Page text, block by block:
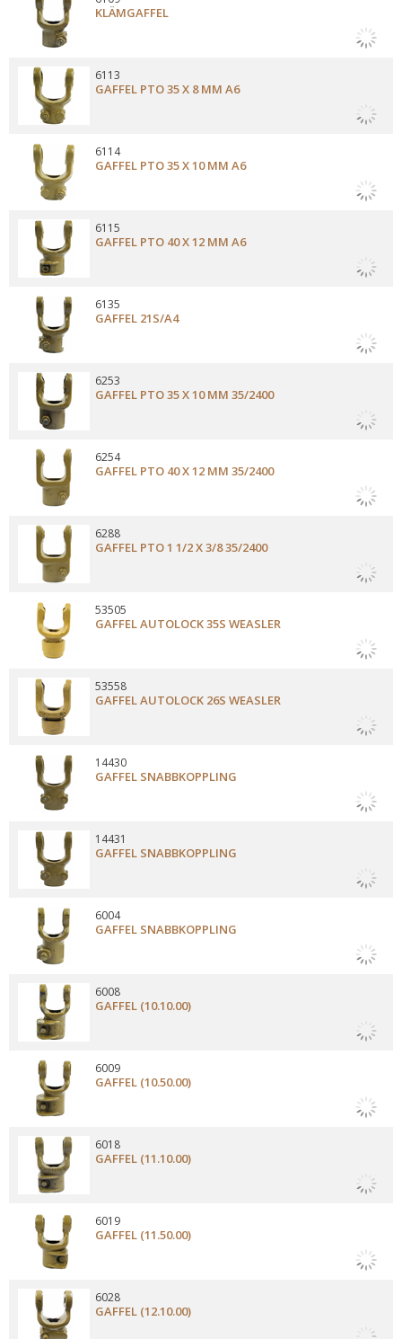
KLÄMGAFFEL
GAFFEL PTO 35 X 8 MM A6
6113
GAFFEL PTO 35 X 10 MM A6
6114
GAFFEL PTO 40 X 12 MM A6
6115
GAFFEL 21S/A4
6135
GAFFEL PTO 35 X 10 MM 35/2400
6253
GAFFEL PTO 40 X 12 MM 35/2400
6254
GAFFEL PTO 1 1/2 X 3/8 35/2400
6288
GAFFEL AUTOLOCK 35S WEASLER
53505
GAFFEL AUTOLOCK 26S WEASLER
53558
GAFFEL SNABBKOPPLING
14430
GAFFEL SNABBKOPPLING
14431
GAFFEL SNABBKOPPLING
6004
GAFFEL (10.10.00)
6008
GAFFEL (10.50.00)
6009
GAFFEL (11.10.00)
6018
GAFFEL (11.50.00)
6019
GAFFEL (12.10.00)
6028